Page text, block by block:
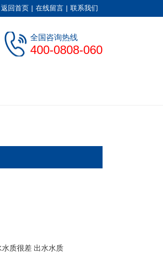
返回首页 | 在线留言 | 联系我们
全国咨询热线
400-0808-060
水质很差 出水水质